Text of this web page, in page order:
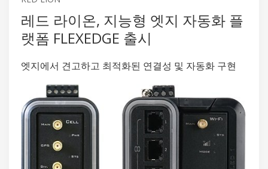
레드 라이온, 지능형 엣지 자동화 플
랫폼 FLEXEDGE 출시
엣지에서 견고하고 최적화된 연결성 및 자동화 구현